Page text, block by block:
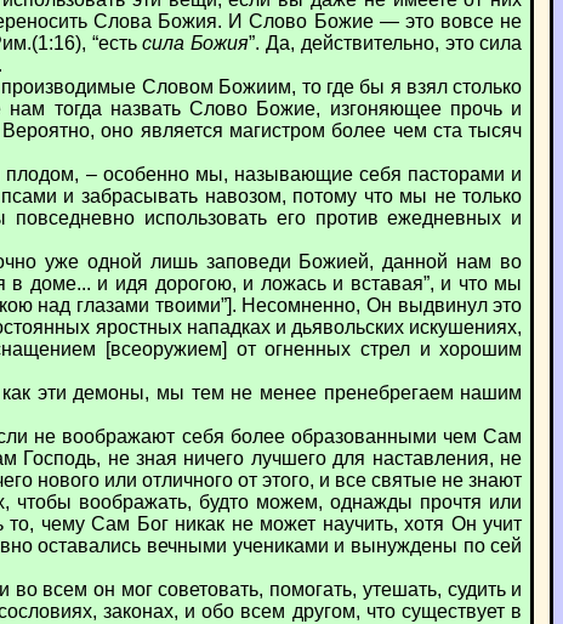
Слова Божия. И Слово Божие — это вовсе не
“естьсила Божия”. Да, действительно, это сила
Словом Божиим, то где бы я взял столько
тогда назвать Слово Божие, изгоняющее прочь и
оно является магистром более чем ста тысяч
– особенно мы, называющие себя пасторами и
и забрасывать навозом, потому что мы не только
использовать его против ежедневных и
уже одной лишь заповеди Божией, данной нам во
доме... и идя дорогою, и ложась и вставая”, и что мы
над глазами твоими”]. Несомненно, Он выдвинул это
яростных нападках и дьявольских искушениях,
[всеоружием] от огненных стрел и хорошим
эти демоны, мы тем не менее пренебрегаем нашим
не воображают себя более образованными чем Сам
не зная ничего лучшего для наставления, не
нового или отличного от этого, и все святые не знают
чтобы воображать, будто можем, однажды прочтя или
чему Сам Бог никак не может научить, хотя Он учит
оставались вечными учениками и вынуждены по сей
всем он мог советовать, помогать, утешать, судить и
законах, и обо всем другом, что существует в